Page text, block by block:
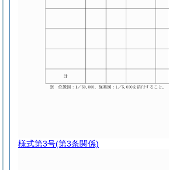
様式第3号(第3条関係)